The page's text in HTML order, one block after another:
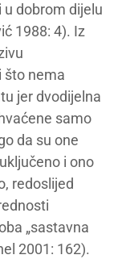
u dobrom dijelu
1988: 4). Iz
što nema
jer dvodijelna
samo
da su one
i ono
redoslijed
„sastavna
2001: 162).